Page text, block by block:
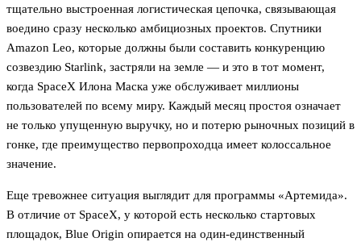
тщательно выстроенная логистическая цепочка, связывающая
воедино сразу несколько амбициозных проектов. Спутники
Amazon Leo, которые должны были составить конкуренцию
созвездию Starlink, застряли на земле — и это в тот момент,
когда SpaceX Илона Маска уже обслуживает миллионы
пользователей по всему миру. Каждый месяц простоя означает
не только упущенную выручку, но и потерю рыночных позиций в
гонке, где преимущество первопроходца имеет колоссальное
значение.
Еще тревожнее ситуация выглядит для программы «Артемида».
В отличие от SpaceX, у которой есть несколько стартовых
площадок, Blue Origin опирается на один-единственный